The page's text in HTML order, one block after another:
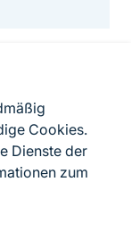
Cookies.
Dienste der
zum